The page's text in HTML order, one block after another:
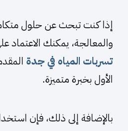
إذا كنت تبحث عن حلول
والمعالجة، يمكنك الاعتماد
تسربات المياه في جدة
الأول بخبرة متميزة.
بالإضافة إلى ذلك، فإن